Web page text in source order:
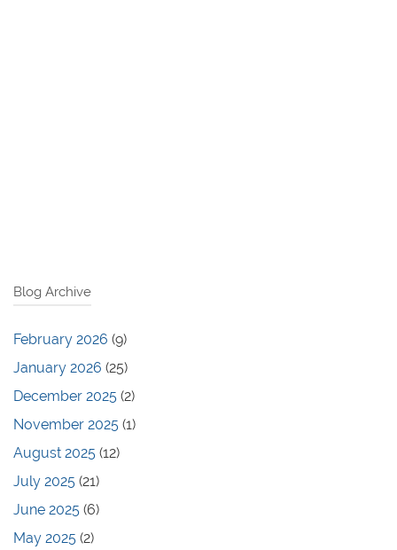
Blog Archive
February 2026 (9)
January 2026 (25)
December 2025 (2)
November 2025 (1)
August 2025 (12)
July 2025 (21)
June 2025 (6)
May 2025 (2)